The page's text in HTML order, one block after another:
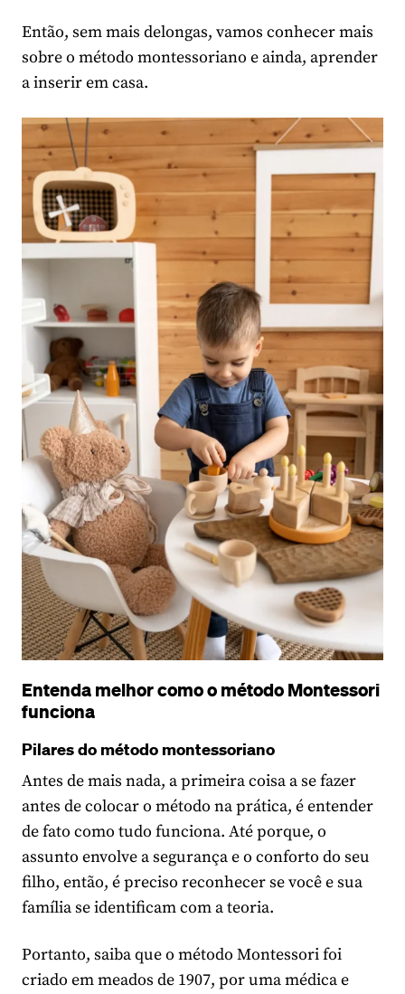
Então, sem mais delongas, vamos conhecer mais
sobre o método montessoriano e ainda, aprender
a inserir em casa.
Entenda melhor como o método Montessori
funciona
Pilares do método montessoriano
Antes de mais nada, a primeira coisa a se fazer
antes de colocar o método na prática, é entender
de fato como tudo funciona. Até porque, o
assunto envolve a segurança e o conforto do seu
filho, então, é preciso reconhecer se você e sua
família se identificam com a teoria.
Portanto, saiba que o método Montessori foi
criado em meados de 1907, por uma médica e